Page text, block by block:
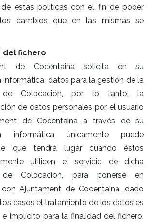
de estas políticas con el fin de poder
cambios que en las mismas se
del fichero
de Cocentaina solicita en su
informática, datos para la gestión de la
de Colocación, por lo tanto, la
de datos personales por el usuario
de Cocentaina a través de su
informática únicamente puede
que tendrá lugar cuando éstos
utilicen el servicio de dicha
de Colocación, para ponerse en
Ajuntament de Cocentaina, dado
casos el tratamiento de los datos es
e implícito para la finalidad del fichero.